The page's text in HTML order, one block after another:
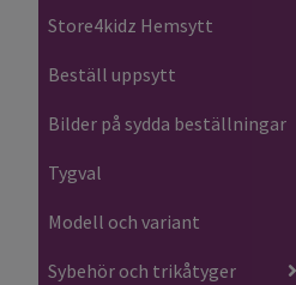
Store4kidz Hemsytt
Beställ uppsytt
Bilder på sydda beställningar
Tygval
Modell och variant
Sybehör och trikåtyger